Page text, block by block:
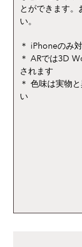
とができます。
い。
＊ iPhoneのみ
＊ ARでは3D
されます
＊ 色味は実物
い